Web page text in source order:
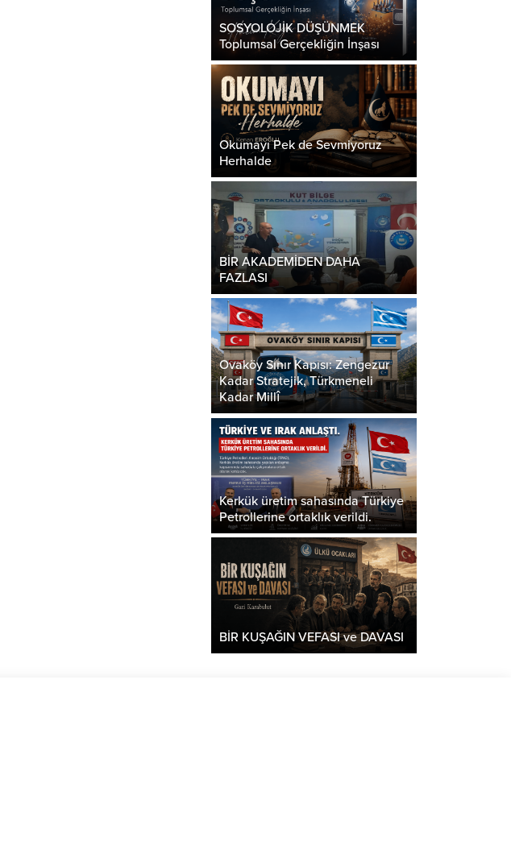
mutabakata vardı. TPF...
SOSYOLOJİK DÜŞÜNMEK
Toplumsal Gerçekliğin İnşası
Okumayı Pek de Sevmiyoruz
Herhalde
BİR AKADEMİDEN DAHA
FAZLASI
Ovaköy Sınır Kapısı: Zengezur
Kadar Stratejik, Türkmeneli
Kadar Millî
Kerkük üretim sahasında Türkiye
Petrollerine ortaklık verildi.
BİR KUŞAĞIN VEFASI ve DAVASI